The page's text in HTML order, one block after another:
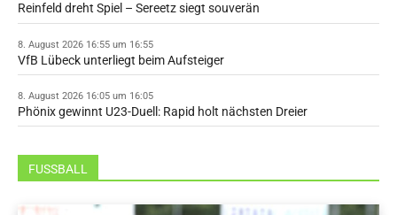
Reinfeld dreht Spiel – Sereetz siegt souverän
8. August 2026 16:55 um 16:55
VfB Lübeck unterliegt beim Aufsteiger
8. August 2026 16:05 um 16:05
Phönix gewinnt U23-Duell: Rapid holt nächsten Dreier
FUSSBALL